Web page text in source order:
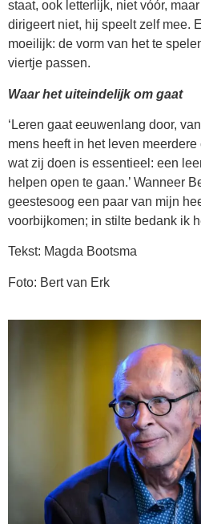
staat, ook letterlijk, niet vóór,
dirigeert niet, hij speelt zelf mee.
moeilijk: de vorm van het te
viertje passen.
Waar het uiteindelijk om gaat
‘Leren gaat eeuwenlang door,
mens heeft in het leven
wat zij doen is essentieel: een
helpen open te gaan.’ Wanneer
geestesoog een paar van mijn
voorbijkomen; in stilte bedank ik
Tekst: Magda Bootsma
Foto: Bert van Erk